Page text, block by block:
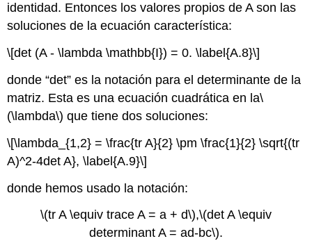
identidad. Entonces los valores propios de A son las
soluciones de la ecuación característica:
\[det (A - \lambda \mathbb{I}) = 0. \label{A.8}\]
donde “det” es la notación para el determinante de la
matriz. Esta es una ecuación cuadrática en la\
(\lambda\) que tiene dos soluciones:
\[\lambda_{1,2} = \frac{tr A}{2} \pm \frac{1}{2} \sqrt{(tr
A)^2-4det A}, \label{A.9}\]
donde hemos usado la notación:
\(tr A \equiv trace A = a + d\),\(det A \equiv
determinant A = ad-bc\).